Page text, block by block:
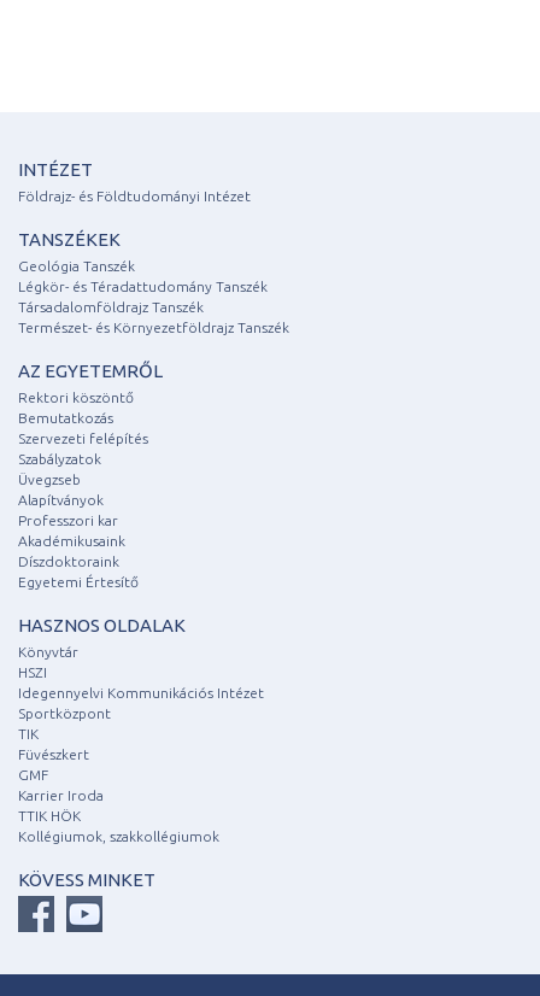
INTÉZET
Földrajz- és Földtudományi Intézet
TANSZÉKEK
Geológia Tanszék
Légkör- és Téradattudomány Tanszék
Társadalomföldrajz Tanszék
Természet- és Környezetföldrajz Tanszék
AZ EGYETEMRŐL
Rektori köszöntő
Bemutatkozás
Szervezeti felépítés
Szabályzatok
Üvegzseb
Alapítványok
Professzori kar
Akadémikusaink
Díszdoktoraink
Egyetemi Értesítő
HASZNOS OLDALAK
Könyvtár
HSZI
Idegennyelvi Kommunikációs Intézet
Sportközpont
TIK
Füvészkert
GMF
Karrier Iroda
TTIK HÖK
Kollégiumok, szakkollégiumok
KÖVESS MINKET